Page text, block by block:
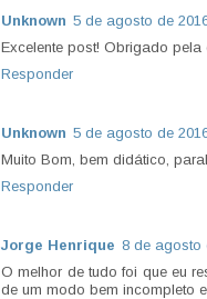
Unknown 5 de agosto de
Excelente post! Obrigado pela
Responder
Unknown 5 de agosto de
Muito Bom, bem didático,
Responder
Jorge Henrique 8 de agosto
O melhor de tudo foi que eu
de um modo bem incompleto